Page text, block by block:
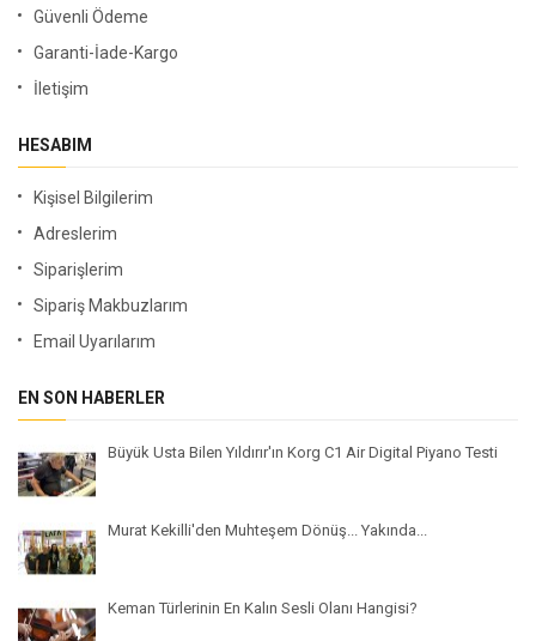
Güvenli Ödeme
Garanti-İade-Kargo
İletişim
HESABIM
Kişisel Bilgilerim
Adreslerim
Siparişlerim
Sipariş Makbuzlarım
Email Uyarılarım
EN SON HABERLER
Büyük Usta Bilen Yıldırır'ın Korg C1 Air Digital Piyano Testi
Murat Kekilli'den Muhteşem Dönüş... Yakında...
Keman Türlerinin En Kalın Sesli Olanı Hangisi?